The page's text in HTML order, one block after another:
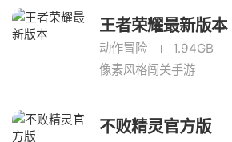
王者荣耀最新版本
动作冒险
1.94GB
像素风格闯关手游
不败精灵官方版